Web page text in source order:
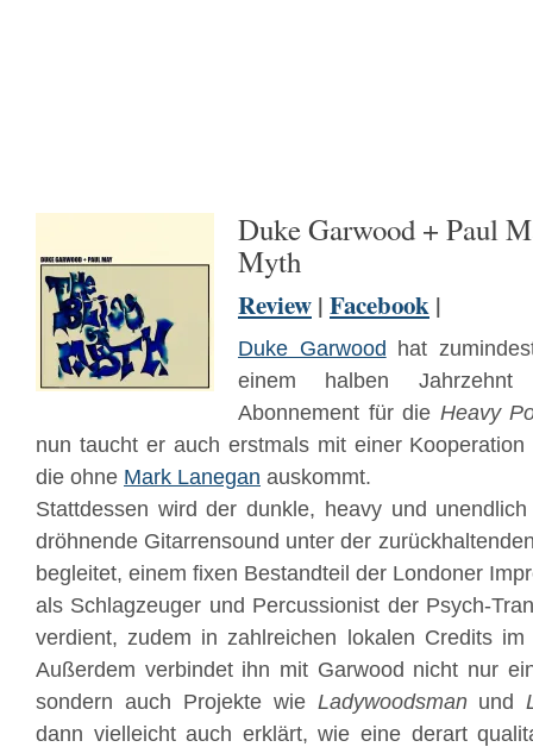
Duke Garwood + Paul
Myth
Review | Facebook |
Duke Garwood hat
einem halben Jahrzehnt
Abonnement für die Heavy
nun taucht er auch erstmals mit einer
die ohne Mark Lanegan auskommt.
Stattdessen wird der dunkle, heavy und
dröhnende Gitarrensound unter der
begleitet, einem fixen Bestandteil der Londoner
als Schlagzeuger und Percussionist der Psych-
verdient, zudem in zahlreichen lokalen Credits im
Außerdem verbindet ihn mit Garwood nicht nur
sondern auch Projekte wie Ladywoodsmanund
dann vielleicht auch erklärt, wie eine derart